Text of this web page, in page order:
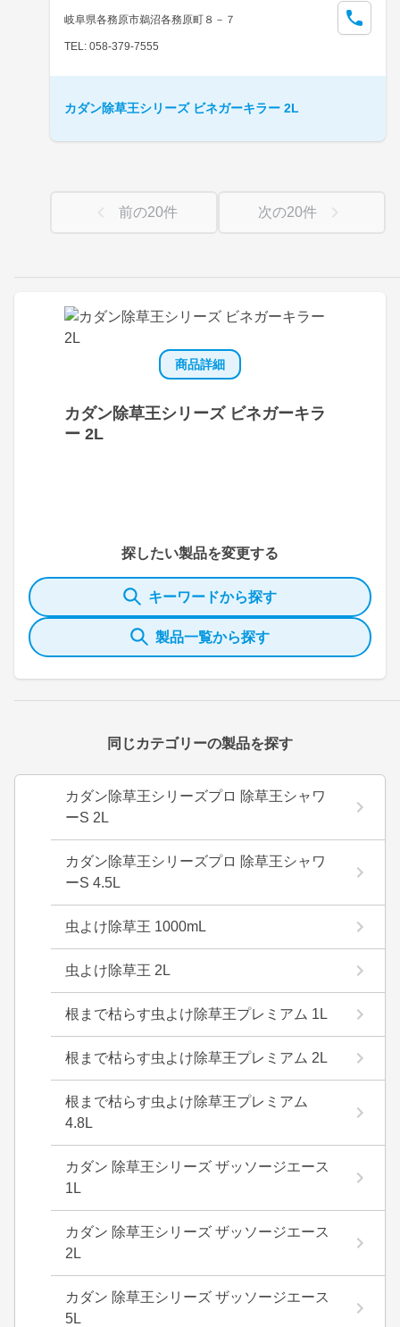
商品詳細
カダン除草王シリーズ ビネガーキラ
ー 2L
探したい製品を変更する
キーワードから探す
製品一覧から探す
同じカテゴリーの製品を探す
カダン除草王シリーズプロ 除草王シャワ
ーS 2L
カダン除草王シリーズプロ 除草王シャワ
ーS 4.5L
虫よけ除草王 1000mL
虫よけ除草王 2L
根まで枯らす虫よけ除草王プレミアム 1L
根まで枯らす虫よけ除草王プレミアム 2L
根まで枯らす虫よけ除草王プレミアム
4.8L
カダン 除草王シリーズ ザッソージエース
1L
カダン 除草王シリーズ ザッソージエース
2L
カダン 除草王シリーズ ザッソージエース
5L
岐阜県各務原市鵜沼各務原町８－７
TEL: 058-379-7555
カダン除草王シリーズ ビネガーキラー 2L
前の20件 次の20件